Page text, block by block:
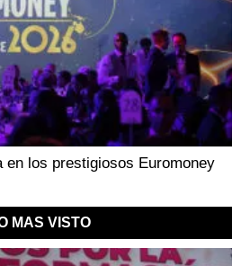
en los prestigiosos Euromoney
MAS VISTO